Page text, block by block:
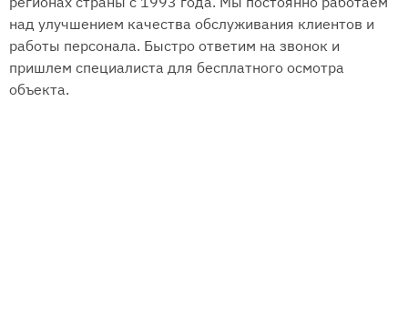
над улучшением качества обслуживания клиентов и
работы персонала. Быстро ответим на звонок и
пришлем специалиста для бесплатного осмотра
объекта.